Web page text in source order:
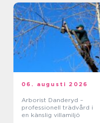
06. augusti 2026
Arborist Danderyd –
professionell trädvård i
en känslig villamiljö